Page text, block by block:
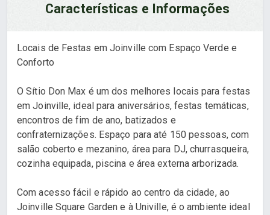
Características e Informações
Locais de Festas em Joinville com Espaço Verde e
Conforto
O Sítio Don Max é um dos melhores locais para festas
em Joinville, ideal para aniversários, festas temáticas,
encontros de fim de ano, batizados e
confraternizações. Espaço para até 150 pessoas, com
salão coberto e mezanino, área para DJ, churrasqueira,
cozinha equipada, piscina e área externa arborizada.
Com acesso fácil e rápido ao centro da cidade, ao
Joinville Square Garden e à Univille, é o ambiente ideal